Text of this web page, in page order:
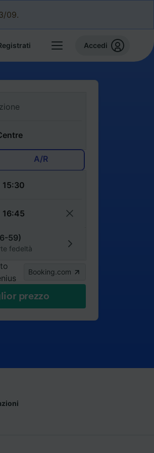
09.
Accedi
A/R
59)
fedeltà
Booking.com
prezzo